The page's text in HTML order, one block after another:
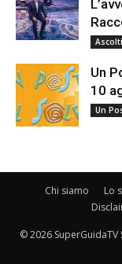
Ascolti
Un
10
Un
Chi siamo Lo
© 2026 SuperGuidaTV